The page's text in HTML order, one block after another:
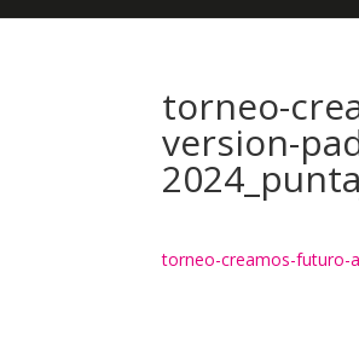
torneo-
version-
torneo-creamos-futuro-